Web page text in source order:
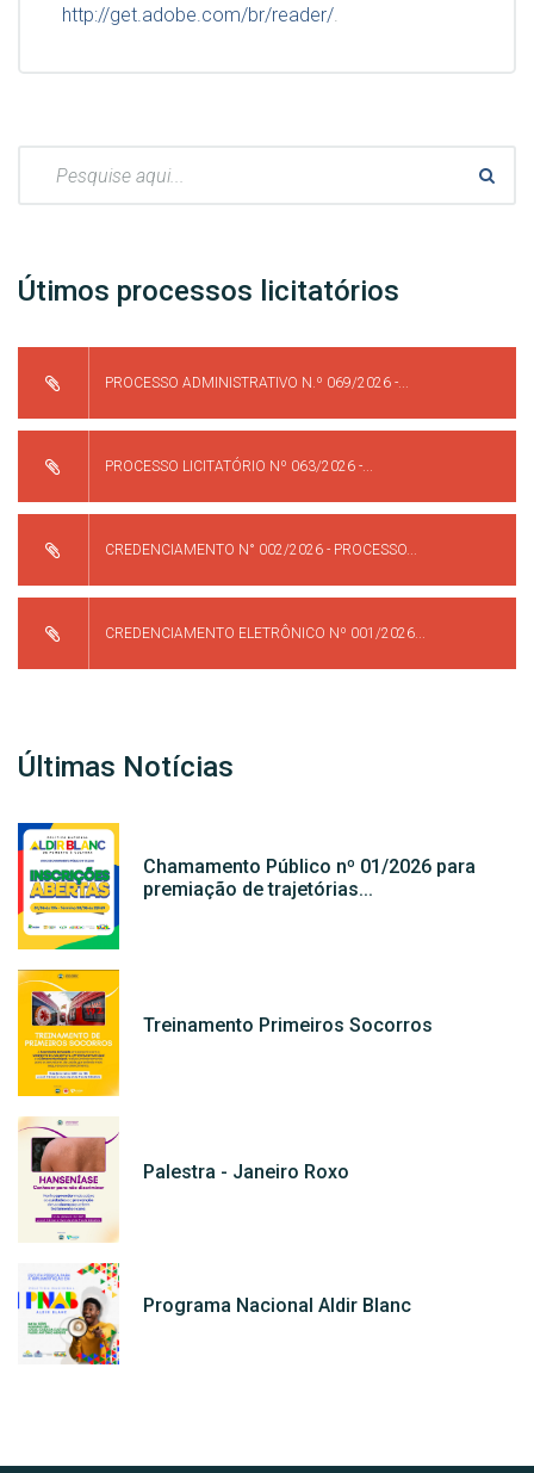
http://get.adobe.com/br/reader/.
Útimos processos licitatórios
PROCESSO ADMINISTRATIVO N.º 069/2026 -...
PROCESSO LICITATÓRIO Nº 063/2026 -...
CREDENCIAMENTO N° 002/2026 - PROCESSO...
CREDENCIAMENTO ELETRÔNICO Nº 001/2026...
Últimas Notícias
Chamamento Público nº 01/2026 para
premiação de trajetórias...
Treinamento Primeiros Socorros
Palestra - Janeiro Roxo
Programa Nacional Aldir Blanc